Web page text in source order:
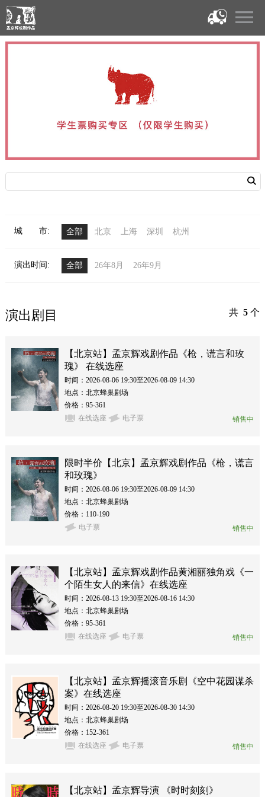
城 市: 全部 北京 上海 深圳 杭州
演出时间: 全部 26年8月 26年9月
演出剧目 共5 个
【北京站】孟京辉戏剧作品《枪，谎言和玫
瑰》 在线选座
时间：2026-08-06 19:30至2026-08-09 14:30
地点：北京蜂巢剧场
价格：95-361
在线选座
电子票 销售中
限时半价【北京】孟京辉戏剧作品《枪，谎言
和玫瑰》
时间：2026-08-06 19:30至2026-08-09 14:30
地点：北京蜂巢剧场
价格：110-190
电子票
销售中
【北京站】孟京辉戏剧作品黄湘丽独角戏《一
个陌生女人的来信》在线选座
时间：2026-08-13 19:30至2026-08-16 14:30
地点：北京蜂巢剧场
价格：95-361
在线选座
电子票 销售中
【北京站】孟京辉摇滚音乐剧《空中花园谋杀
案》在线选座
时间：2026-08-20 19:30至2026-08-30 14:30
地点：北京蜂巢剧场
价格：152-361
在线选座
电子票 销售中
【北京站】孟京辉导演 《时时刻刻》